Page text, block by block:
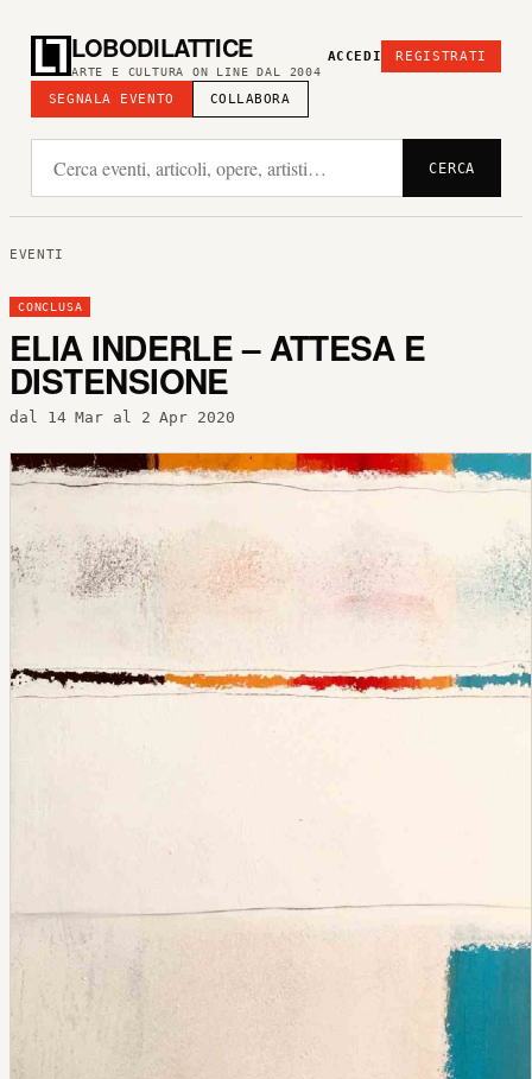
LOBODILATTICE
ARTE E CULTURA ON LINE DAL 2004
SEGNALA EVENTO COLLABORA
ACCEDI REGISTRATI
CERCA
EVENTI
CONCLUSA
ELIA INDERLE – ATTESA E
DISTENSIONE
dal 14 Mar al 2 Apr 2020